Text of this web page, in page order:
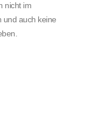
nicht im
und auch keine